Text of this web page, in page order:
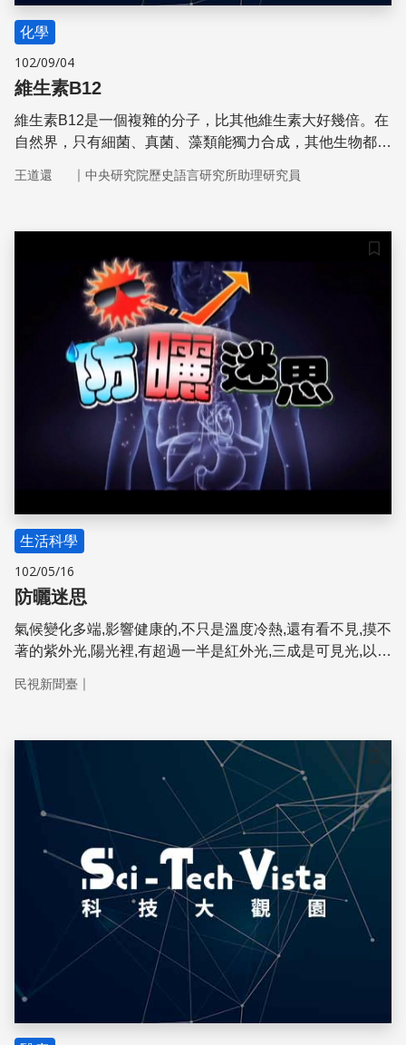
化學
102/09/04
維生素B12
維生素B12是一個複雜的分子，比其他維生素大好幾倍。在
自然界，只有細菌、真菌、藻類能獨力合成，其他生物都必
王道還 ｜ 中央研究院歷史語言研究所助理研究員
儲存
生活科學
102/05/16
防曬迷思
氣候變化多端,影響健康的,不只是溫度冷熱,還有看不見,摸不
著的紫外光,陽光裡,有超過一半是紅外光,三成是可見光,以及
皮膚癌的原兇,如果加上台灣濕熱的環境,對人體造成的傷害,
民視新聞臺 ｜
儲存